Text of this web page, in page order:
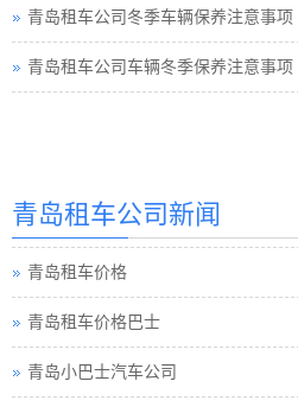
青岛租车公司冬季车辆保养注意事项
青岛租车公司车辆冬季保养注意事项
青岛租车公司新闻
青岛租车价格
青岛租车价格巴士
青岛小巴士汽车公司
青岛小车租车